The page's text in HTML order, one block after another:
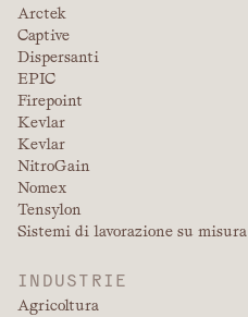
Arctek
Captive
Dispersanti
EPIC
Firepoint
Kevlar
Kevlar
NitroGain
Nomex
Tensylon
Sistemi di lavorazione su misura
INDUSTRIE
Agricoltura